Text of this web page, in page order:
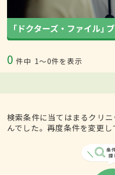
0 件中 1〜0件を表示
検索条件に当てはまるクリ
んでした。再度条件を変更し